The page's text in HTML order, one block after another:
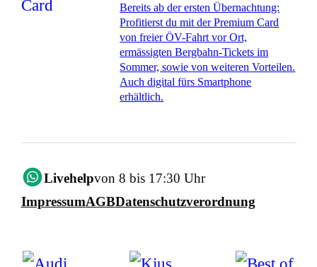
Bereits ab der ersten Übernachtung:
Profitierst du mit der Premium Card
von freier ÖV-Fahrt vor Ort,
ermässigten Bergbahn-Tickets im
Sommer, sowie von weiteren Vorteilen.
Auch digital fürs Smartphone
erhältlich.
Livehelpvon 8 bis 17:30 Uhr
ImpressumAGBDatenschutzverordnung